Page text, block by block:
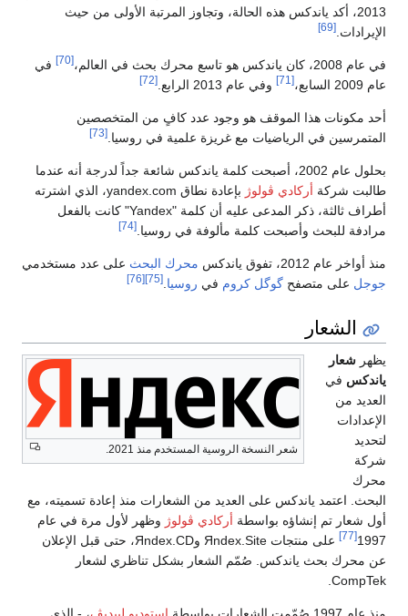
2013، أكد ياندكس هذه الحالة، وتجاوز المرتبة الأولى من حيث
الإيرادات. [69]
في عام 2008، كان ياندكس هو تاسع محرك بحث في العالم، [70]
في
عام 2009 السابع،
[71] وفي عام 2013 الرابع. [72]
أحد مكونات هذا الموقف هو وجود عدد كافٍ من المتخصصين
المتمرسين في الرياضيات مع غريزة علمية في روسيا. [73]
بحلول عام 2002، أصبحت كلمة ياندكس شائعة جداً لدرجة أنه عندما
طالبت شركة أركادي ڤولوژ
بإعادة نطاق yandex.com، الذي اشترته
أطراف ثالثة، ذكر المدعى عليه أن كلمة "Yandex" كانت بالفعل
مرادفة للبحث وأصبحت كلمة مألوفة في روسيا. [74]
منذ أواخر عام 2012، تفوق ياندكس محرك البحث على عدد مستخدمي
جوجل على متصفح گوگل كروم في روسيا [75]
[76]
الشعار
شعر النسخة الروسية المستخدم منذ 2021.
يظهر شعار
ياندكس في
العديد من
الإعدادات
لتحديد
شركة
محرك
البحث. اعتمد ياندكس على العديد من الشعارات منذ إعادة تسميته، مع
أول شعار تم إنشاؤه بواسطة أركادي ڤولوژ وظهر لأول مرة في عام
1997
[77]
على منتجات Яndex.Site وЯndex.CD، حتى قبل الإعلان
عن محرك بحث ياندكس. صُمّم الشعار بشكل تناظري لشعار
CompTek.